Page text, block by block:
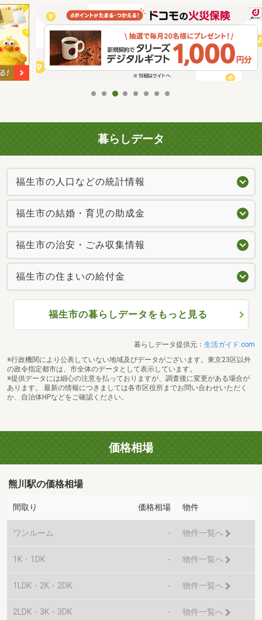
暮らしデータ
福生市の人口などの統計情報
福生市の結婚・育児の助成金
福生市の治安・ごみ収集情報
福生市の住まいの給付金
福生市の暮らしデータをもっと見る
暮らしデータ提供元： 生活ガイド.com
※行政機関により公表していない地域及びデータがございます。東京23区以外
の政令指定都市は、市全体のデータとして表示しています。
※提供データには細心の注意を払っておりますが、調査後に変更がある場合が
あります。 最新の情報につきましては各市区役所までお問い合わせいただく
か、自治体HPなどをご確認ください。
価格相場
熊川駅の価格相場
間取り 価格相場 物件
ワンルーム - 物件一覧へ
1K・1DK - 物件一覧へ
1LDK・2K・2DK - 物件一覧へ
2LDK・3K・3DK - 物件一覧へ